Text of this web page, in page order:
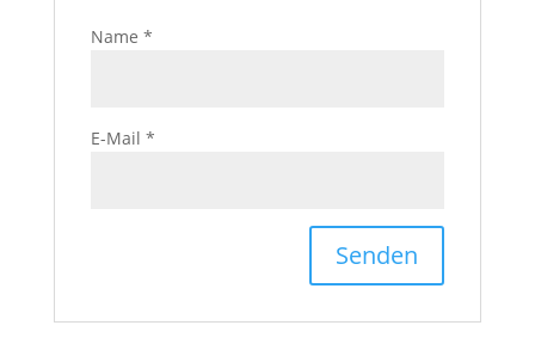
Name *
E-Mail *